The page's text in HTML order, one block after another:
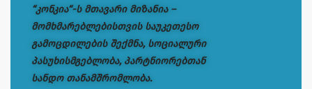
“კონკია“-ს მთავარი მიზანია –
მომხმარებლებისთვის საუკეთესო
გამოცდილების შექმნა, სოციალური
პასუხისმგებლობა, პარტნიორებთან
სანდო თანამშრომლობა.